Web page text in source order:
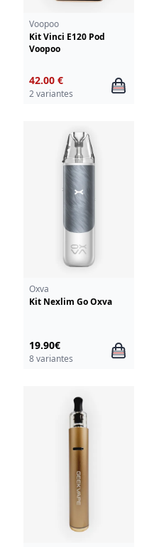
Voopoo
Kit Vinci E120 Pod
Voopoo
42.00 €
2 variantes
Oxva
Kit Nexlim Go Oxva
19.90€
8 variantes